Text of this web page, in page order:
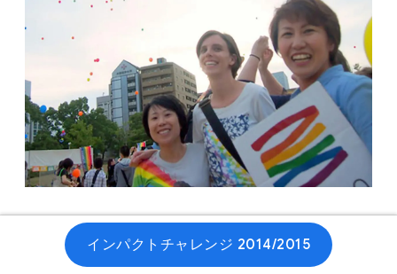
ウェブサイトインパクトチャレンジ 2014/2015